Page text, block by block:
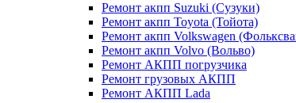
Ремонт акпп Suzuki (Сузуки)
Ремонт акпп Toyota (Тойота)
Ремонт акпп Volkswagen
Ремонт акпп Volvo (Вольво)
Ремонт АКПП погрузчика
Ремонт грузовых АКПП
Ремонт АКПП Lada